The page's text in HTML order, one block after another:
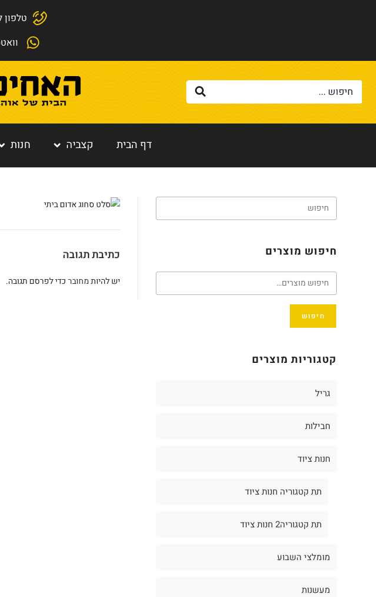
טלפון
וואטסאפ:
דף הבית קצביה חנות
כתיבת תגובה
יש להיותמחוברכדי לפרסם תגובה.
חיפוש מוצרים
חיפוש
קטגוריות מוצרים
גריל
חבילות
חנות ציוד
תת קטגוריה חנות ציוד
תת קטגוריה2 חנות ציוד
מומלצי השבוע
מעשנות